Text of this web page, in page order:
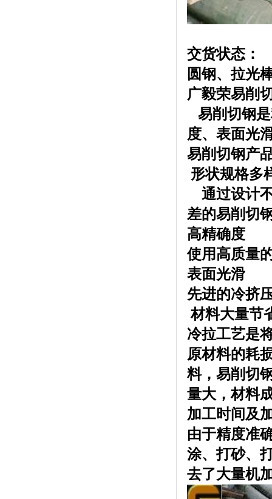
交货状态：
圆钢、拉光
广毅荣易削
易削切钢
度、表面光
易削切钢产
形状规格多
通过设计
差的易削切
高精确度
使用高质量
表面光滑
先进的冷挤
材料大量节
冷拉工艺是
原材料的耗
料， 易削切
量大，材料
加工时间及
由于精度准
涂、打砂、
去了大量机